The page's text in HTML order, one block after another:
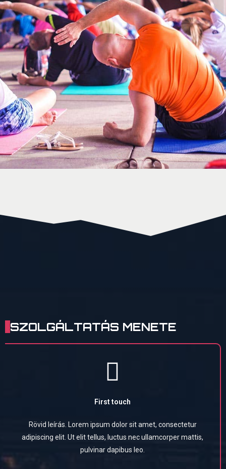
SZOLGÁLTATÁS MENETE
First touch
Rövid leírás. Lorem ipsum dolor sit amet, consectetur
adipiscing elit. Ut elit tellus, luctus nec ullamcorper mattis,
pulvinar dapibus leo.